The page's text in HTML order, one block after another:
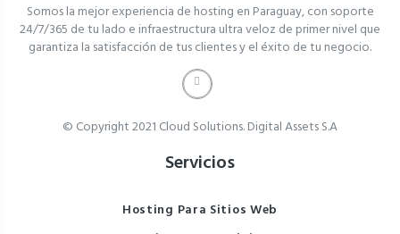
Somos la mejor experiencia de hosting en Paraguay, con soporte
24/7/365 de tu lado e infraestructura ultra veloz de primer nivel que
garantiza la satisfacción de tus clientes y el éxito de tu negocio.
© Copyright 2021 Cloud Solutions. Digital Assets S.A
Servicios
Hosting Para Sitios Web